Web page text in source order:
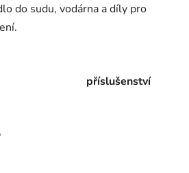
do sudu, vodárna a díly pro
příslušenství